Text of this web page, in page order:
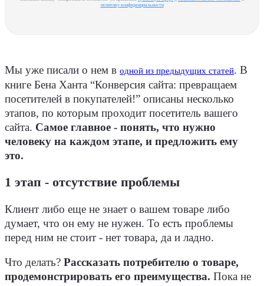
политику конфиденциальности
Мы уже писали о нем в одной из предыдущих статей. В
книге Бена Ханта “Конверсия сайта: превращаем
посетителей в покупателей!” описаны несколько
этапов, по которым проходит посетитель вашего
сайта. Самое главное - понять, что нужно
человеку на каждом этапе, и предложить ему
это.
1 этап - отсутствие проблемы
Клиент либо еще не знает о вашем товаре либо
думает, что он ему не нужен. То есть проблемы
перед ним не стоит - нет товара, да и ладно.
Что делать? Рассказать потребителю о товаре,
продемонстрировать его преимущества. Пока не